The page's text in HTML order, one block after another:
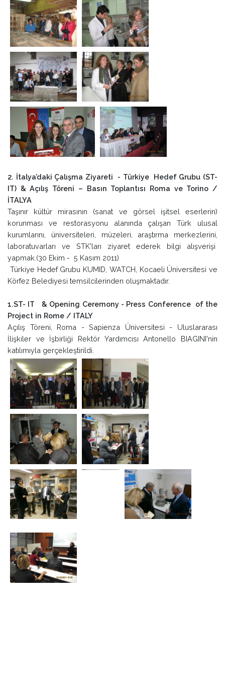
2. İtalya’daki Çalışma Ziyareti - Türkiye Hedef Grubu (ST-
IT) & Açılış Töreni – Basın Toplantısı Roma ve Torino /
İTALYA
Taşınır kültür mirasının (sanat ve görsel işitsel eserlerin)
korunması ve restorasyonu alanında çalışan Türk ulusal
kurumlarını, üniversiteleri, müzeleri, araştırma merkezlerini,
laboratuvarları ve STK'ları ziyaret ederek bilgi alışverişi
yapmak.(30 Ekim - 5 Kasım 2011)
Türkiye Hedef Grubu KUMID, WATCH, Kocaeli Üniversitesi ve
Körfez Belediyesi temsilcilerinden oluşmaktadır.
1.ST- IT & Opening Ceremony - Press Conference of the
Project in Rome / ITALY
Açılış Töreni, Roma - Sapienza Üniversitesi - Uluslararası
İlişkiler ve İşbirliği Rektör Yardımcısı Antonello BIAGINI'nin
katılımıyla gerçekleştirildi.